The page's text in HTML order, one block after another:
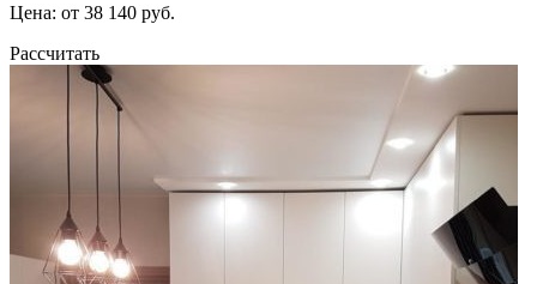
Цена: от 38 140 руб.
Рассчитать